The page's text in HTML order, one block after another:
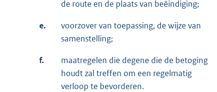
de route en de plaats van beëindiging;
e.
voorzover van toepassing, de wijze van
samenstelling;
f.
maatregelen die degene die de betoging
houdt zal treffen om een regelmatig
verloop te bevorderen.